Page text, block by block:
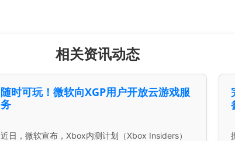
相关资讯动态
随时可玩！微软向XGP用户开放云游戏服
务
近日，微软宣布，Xbox内测计划（Xbox Insiders）